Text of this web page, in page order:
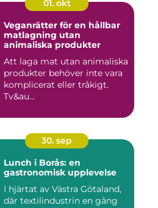
01. okt
Veganrätter för en hållbar
matlagning utan
animaliska produkter
Att laga mat utan animaliska
produkter behöver inte vara
komplicerat eller tråkigt.
Tv&au...
30. sep
Lunch i Borås: en
gastronomisk upplevelse
I hjärtat av Västra Götaland,
där textilindustrin en gång